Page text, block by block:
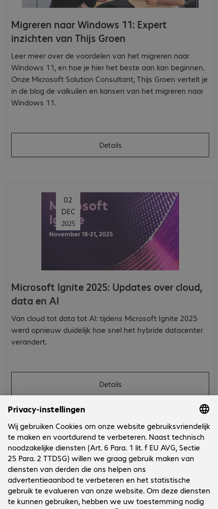
Migreren naar Windows 11: Expert
inzichten van Thijs Groen
Leer meer over de voordelen van het migreren naar
Windows 11, en hoe je hier het beste aan kan beginnen.
Onze Microsoft Solution Consultant, Thijs Groen vertelt je
in de blog de valkuilen en kansen van het migreren naar
Windows 11.
Details
02
DEC
2025
Microsoft Ignite 2025: Updates over cloud,
data en AI
Van cloud tot data tot AI: tijdens Microsoft Ignite 2025
werd opnieuw duidelijk hoe snel het hybride datacenter
verandert.
Details
Onderneming